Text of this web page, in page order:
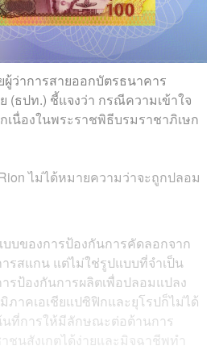
ว่าการสายออกบัตรธนาคาร
(ธปท.) ชี้แจงว่า กรณีความเข้าใจ
เนื่องในพระราชพิธีบรมราชาภิเษก
ไม่ได้หมายความว่าจะถูกปลอม
บบของการป้องกันการคัดลอกจาก
ารสแกน แต่ไม่ใช่รูปแบบที่จำเป็น
ป้องกันการผลิตเพื่อปลอมแปลง
ภาคเอเชียแปซิฟิกและยุโรปก็ไม่ได้
นที่การให้มีลักษณะต่อต้านการ
ชนสังเกตได้ง่ายและมิจฉาชีพทำ